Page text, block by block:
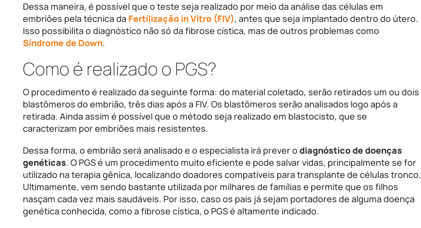
Dessa maneira, é possível que o teste seja realizado por meio da análise das células em
embriões pela técnica da Fertilização in Vitro (FIV), antes que seja implantado dentro do útero.
Isso possibilita o diagnóstico não só da fibrose cística, mas de outros problemas como
Síndrome de Down.
Como é realizado o PGS?
O procedimento é realizado da seguinte forma: do material coletado, serão retirados um ou dois
blastômeros do embrião, três dias após a FIV. Os blastômeros serão analisados logo após a
retirada. Ainda assim é possível que o método seja realizado em blastocisto, que se
caracterizam por embriões mais resistentes.
Dessa forma, o embrião será analisado e o especialista irá prever o diagnóstico de doenças
genéticas. O PGS é um procedimento muito eficiente e pode salvar vidas, principalmente se for
utilizado na terapia gênica, localizando doadores compatíveis para transplante de células tronco.
Ultimamente, vem sendo bastante utilizada por milhares de famílias e permite que os filhos
nasçam cada vez mais saudáveis. Por isso, caso os pais já sejam portadores de alguma doença
genética conhecida, como a fibrose cística, o PGS é altamente indicado.